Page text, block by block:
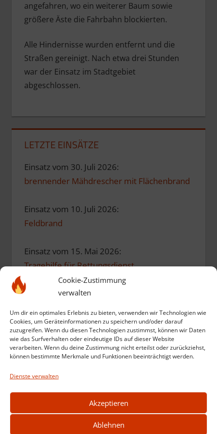
Cookie-Zustimmung
verwalten
Um dir ein optimales Erlebnis zu bieten, verwenden wir Technologien wie
Cookies, um Geräteinformationen zu speichern und/oder darauf
zuzugreifen. Wenn du diesen Technologien zustimmst, können wir Daten
wie das Surfverhalten oder eindeutige IDs auf dieser Website
verarbeiten. Wenn du deine Zustimmung nicht erteilst oder zurückziehst,
können bestimmte Merkmale und Funktionen beeinträchtigt werden.
Dienste verwalten
Akzeptieren
Ablehnen
angefahren, wo ein weiterer Baum sowie
größere Äste die Fahrbahn blockierten.
Alle Hindernisse wurden entfernt und die
Straßen gereinigt. Nach etwa drei Stunden
war der Einsatz im Stadtgebiet
abgeschlossen.
LETZTE EINSÄTZE
Einsatz vom 30. Juli 2026:
brennender Mähdrescher mit Flächenbrand
Einsatz vom 10. Juli 2026:
Feldbrand
Einsatz vom 15. Mai 2026:
Tragehilfe für Rettungsdienst
Einsatz vom 10. Mai 2026:
Einsatz vom 12. März 2026:
Kompost in Brand
Weitere Einsätze anzeigen